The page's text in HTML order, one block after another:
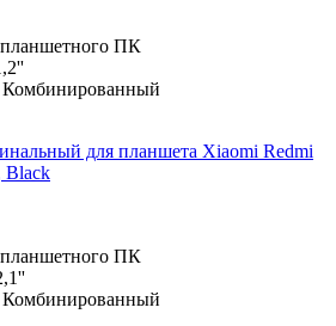
планшетного ПК
Комбинированный
для планшета Xiaomi Redmi
Black
планшетного ПК
Комбинированный